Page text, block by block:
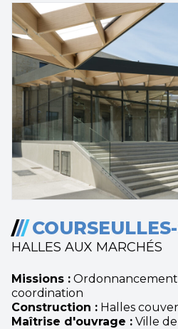
///
HALLES AUX MARCHÉS
Missions :
coordination
Construction : Halles
Maîtrise d'ouvrage : Ville